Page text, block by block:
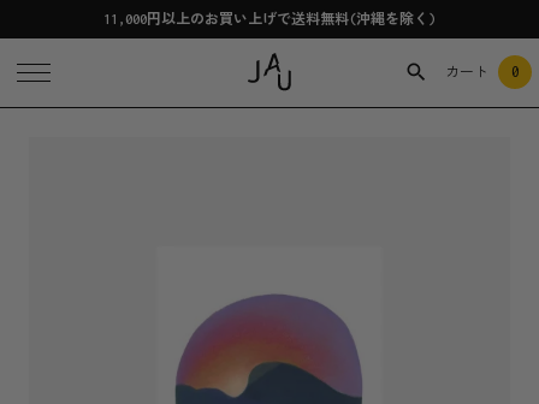
11,000円以上のお買い上げで送料無料(沖縄を除く)
カート 0